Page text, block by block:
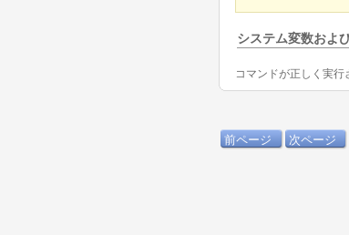
システム変数およ
コマンドが正しく実行
前ページ 次ページ